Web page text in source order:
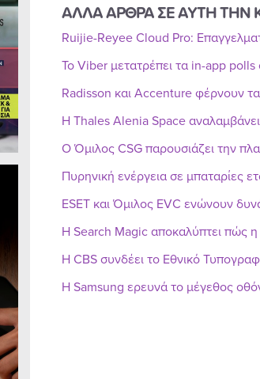
ΑΛΛΑ ΑΡΘΡΑ ΣΕ ΑΥΤΗ ΤΗΝ
Ruijie-Reyee Cloud Pro:
Το Viber μετατρέπει τα in-app
Radisson και Accenture φέρνουν
Η Thales Alenia Space
Ο Όμιλος CSG παρουσιάζει την
Πυρηνική ενέργεια σε μπαταρίες
ESET και Όμιλος EVC ενώνουν
Η Search Magic αποκαλύπτει πώς η
Η CBS συνδέει το Εθνικό
Η Samsung ερευνά το μέγεθος